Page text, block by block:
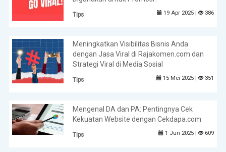
Tips 19 Apr 2025 | 386
Meningkatkan Visibilitas Bisnis Anda
dengan Jasa Viral di Rajakomen.com dan
Strategi Viral di Media Sosial
Tips 15 Mei 2025 | 351
Mengenal DA dan PA: Pentingnya Cek
Kekuatan Website dengan Cekdapa.com
Tips 1 Jun 2025 | 609